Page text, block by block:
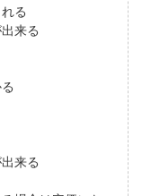
る
来る
来る